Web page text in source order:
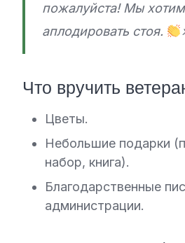
пожалуйста! Мы
аплодировать стоя.
Что вручить
Цветы.
Небольшие подарки
набор, книга).
Благодарственные
администрации.